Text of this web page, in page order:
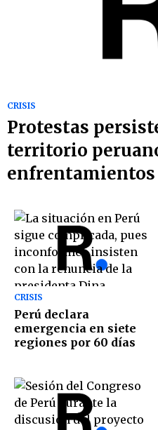
CRISIS
Protestas
territorio
enfrentamientos
CRISIS
Perú declara
emergencia en siete
regiones por 60 días